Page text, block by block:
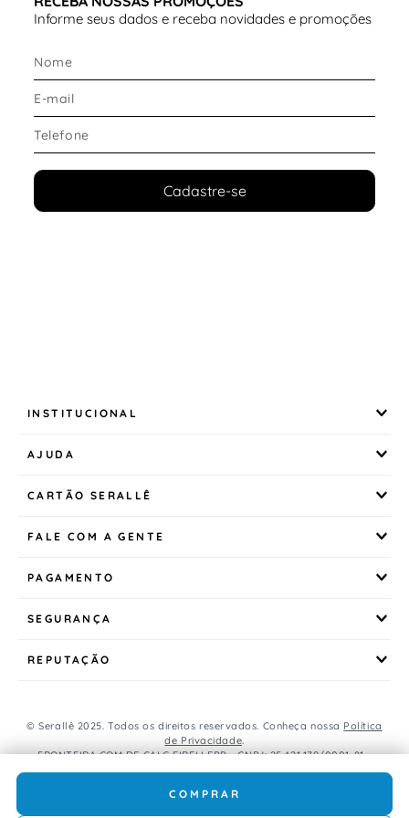
COMPRAR
Informe seus dados e receba novidades e promoções
Cadastre-se
INSTITUCIONAL
AJUDA
CARTÃO SERALLÊ
FALE COM A GENTE
PAGAMENTO
SEGURANÇA
REPUTAÇÃO
© Serallê 2025. Todos os direitos reservados. Conheça nossa Política
de Privacidade.
FRONTEIRA COM DE CALC EIRELI EPP - CNPJ: 25.421.179/0001-81 -
Avenida Brasil, 456, Centro, CEP: 85.851-000, Foz do Iguaçu, PR, Brasil.
válido é o do carrinho de compras.